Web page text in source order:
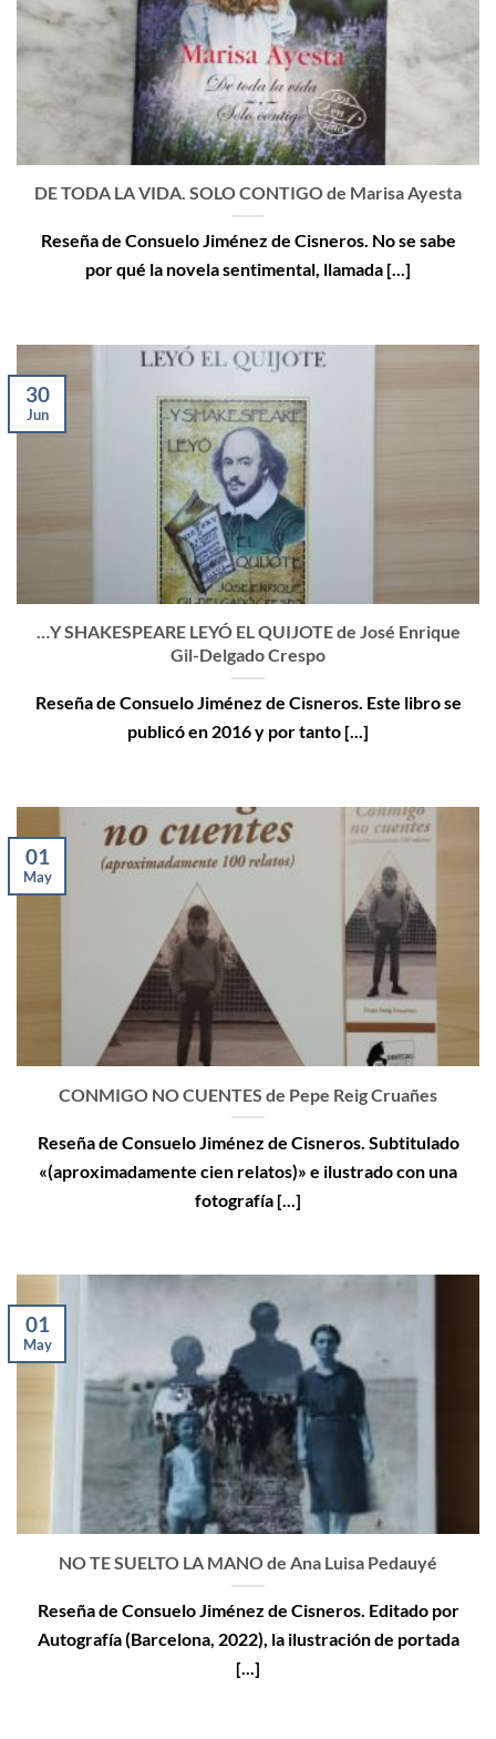
DE TODA LA VIDA. SOLO CONTIGO de Marisa Ayesta
Reseña de Consuelo Jiménez de Cisneros. No se sabe
por qué la novela sentimental, llamada [...]
…Y SHAKESPEARE LEYÓ EL QUIJOTE de José Enrique
Gil-Delgado Crespo
Reseña de Consuelo Jiménez de Cisneros. Este libro se
publicó en 2016 y por tanto [...]
30
Jun
CONMIGO NO CUENTES de Pepe Reig Cruañes
Reseña de Consuelo Jiménez de Cisneros. Subtitulado
«(aproximadamente cien relatos)» e ilustrado con una
fotografía [...]
01
May
NO TE SUELTO LA MANO de Ana Luisa Pedauyé
Reseña de Consuelo Jiménez de Cisneros. Editado por
Autografía (Barcelona, 2022), la ilustración de portada
[...]
01
May